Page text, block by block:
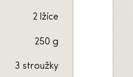
2 lžíce
250 g
3 stroužky